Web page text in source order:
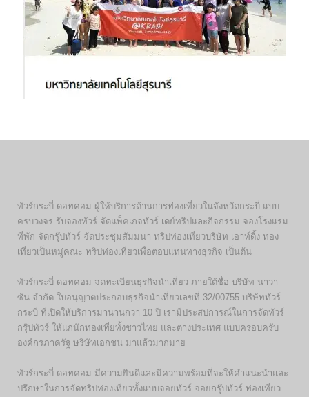
ทัวร์กระบี่ ดอทคอม ผู้ให้บริการด้านการท่องเที่ยวในจังหวัดกระบี่ แบบ
ครบวงจร รับจองทัวร์ จัดแพ็คเกจทัวร์ เดย์ทริปและกิจกรรม จองโรงแรม
ที่พัก จัดกรุ๊ปทัวร์ จัดประชุมสัมมนา ทริปท่องเที่ยวบริษัท เอาท์ติ้ง ท่อง
เที่ยวเป็นหมู่คณะ ทริปท่องเที่ยวเพื่อตอบแทนทางธุรกิจ เป็นต้น
ทัวร์กระบี่ ดอทคอม จดทะเบียนธุรกิจนำเที่ยว ภายใต้ชื่อ บริษัท นาวา
ซัน จำกัด ใบอนุญาตประกอบธุรกิจนำเที่ยวเลขที่ 32/00755 บริษัททัวร์
กระบี่ ที่เปิดให้บริการมานานกว่า 10 ปี เรามีประสปการณ์ในการจัดทัวร์
กรุ๊ปทัวร์ ให้แก่นักท่องเที่ยทั้งชาวไทย และต่างประเทศ แบบครอบครับ
องค์กรภาครัฐ ษริษัทเอกชน มาแล้วมากมาย
ทัวร์กระบี่ ดอทคอม มีความยินดีและมีความพร้อมที่จะให้คำแนะนำและ
ปรึกษาในการจัดทริปท่องเที่ยวทั้งแบบจอยทัวร์ จอยกรุ๊ปทัวร์ ท่องเที่ยว